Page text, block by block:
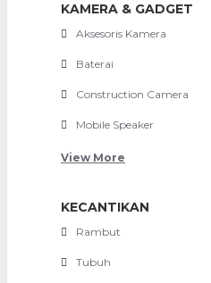
KAMERA & GADGET
Aksesoris Kamera
Baterai
Construction Camera
Mobile Speaker
View More
KECANTIKAN
Rambut
Tubuh